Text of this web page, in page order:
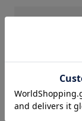
件名(タイトル)